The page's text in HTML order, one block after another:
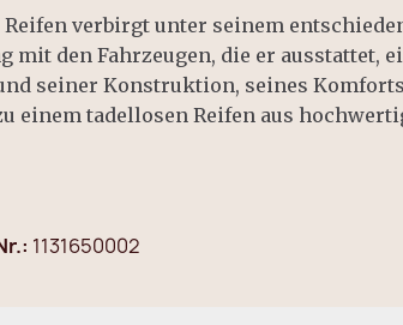
verbirgt unter seinem
mit den Fahrzeugen, die er ausstattet,
seiner Konstruktion, seines Komforts
einem tadellosen Reifen aus
1131650002